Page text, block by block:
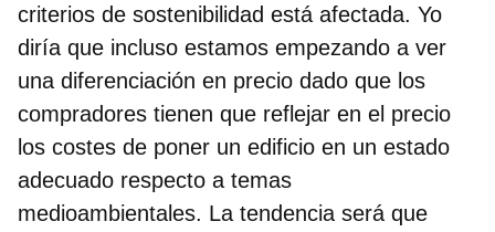
criterios de sostenibilidad está afectada. Yo
diría que incluso estamos empezando a ver
una diferenciación en precio dado que los
compradores tienen que reflejar en el precio
los costes de poner un edificio en un estado
adecuado respecto a temas
medioambientales. La tendencia será que